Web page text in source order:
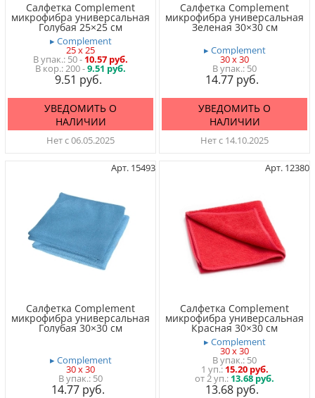
Салфетка Complement
микрофибра универсальная
Голубая 25×25 см
▸ Complement
25 x 25
50- 10.57 руб.
200 -9.51 руб.
9.51
УВЕДОМИТЬ О
НАЛИЧИИ
Нет с 06.05.2025
Салфетка Complement
микрофибра универсальная
Зеленая 30×30 см
▸ Complement
30 x 30
50
14.77
УВЕДОМИТЬ О
НАЛИЧИИ
Нет с 14.10.2025
Арт. 15493
Салфетка Complement
микрофибра универсальная
Голубая 30×30 см
▸ Complement
30 x 30
50
14.77
Арт. 12380
Салфетка Complement
микрофибра универсальная
Красная 30×30 см
▸ Complement
30 x 30
50
1 уп. 15.20 руб.
от 2 уп.: 13.68 руб.
13.68